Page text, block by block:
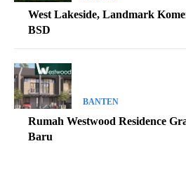
West Lakeside, Landmark
BSD
BANTEN
Rumah Westwood Residence
Baru